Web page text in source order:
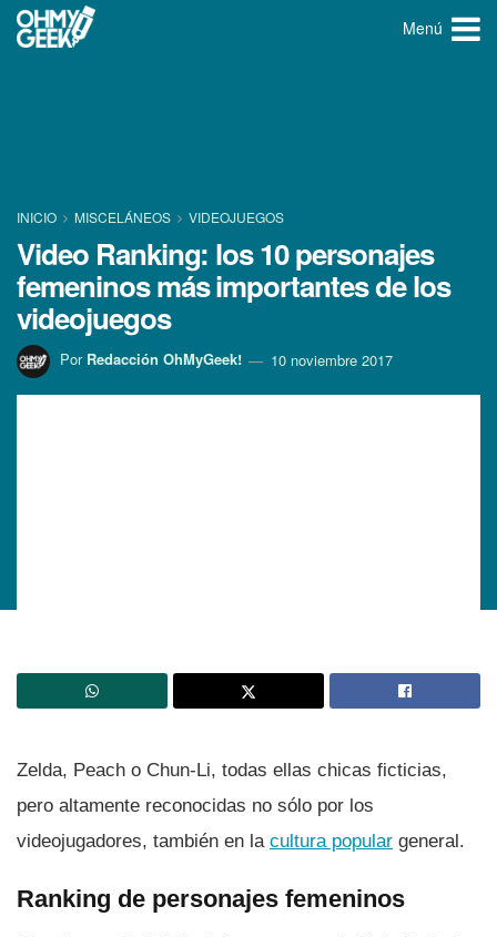
Menú
INICIO MISCELÁNEOS VIDEOJUEGOS
Video Ranking: los 10 personajes
femeninos más importantes de los
videojuegos
Por Redacción OhMyGeek! 10 noviembre 2017
Zelda, Peach o Chun-Li, todas ellas chicas ficticias,
pero altamente reconocidas no sólo por los
videojugadores, también en la cultura popular general.
Ranking de personajes femeninos